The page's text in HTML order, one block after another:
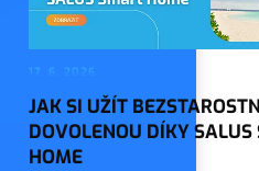
17. 6. 2026
JAK SI UŽÍT
DOVOLENOU DÍKY SALUS
HOME